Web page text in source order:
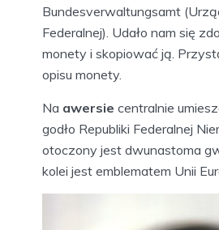
Bundesverwaltungsamt
Federalnej). Udało nam się
monety i skopiować ją.
opisu monety.
Na awersie centralnie
godło Republiki Federalnej
otoczony jest dwunastoma
kolei jest emblematem Unii